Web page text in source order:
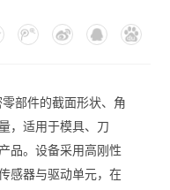
部件的截面形状、角
，适用于模具、刀
品。设备采用高刚性
感器与驱动单元，在